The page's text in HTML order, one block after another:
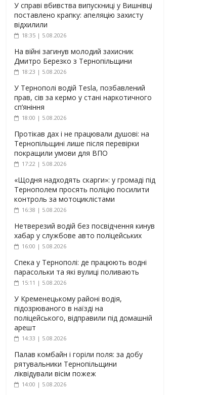
У справі вбивства випускниці у Вишнівці
поставлено крапку: апеляцію захисту
відхилили
18:35 | 5.08.2026
На війні загинув молодий захисник
Дмитро Березко з Тернопільщини
18:23 | 5.08.2026
У Тернополі водій Tesla, позбавлений
прав, сів за кермо у стані наркотичного
сп’яніння
18:00 | 5.08.2026
Протікав дах і не працювали душові: на
Тернопільщині лише після перевірки
покращили умови для ВПО
17:22 | 5.08.2026
«Щодня надходять скарги»: у громаді під
Тернополем просять поліцію посилити
контроль за мотоциклістами
16:38 | 5.08.2026
Нетверезий водій без посвідчення кинув
хабар у службове авто поліцейських
16:00 | 5.08.2026
Спека у Тернополі: де працюють водні
парасольки та які вулиці поливають
15:11 | 5.08.2026
У Кременецькому районі водія,
підозрюваного в наїзді на
поліцейського, відправили під домашній
арешт
14:33 | 5.08.2026
Палав комбайн і горіли поля: за добу
рятувальники Тернопільщини
ліквідували вісім пожеж
14:00 | 5.08.2026